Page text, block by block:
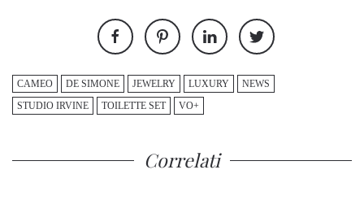
CAMEO DE SIMONE JEWELRY LUXURY
NEWS
STUDIO IRVINE
TOILETTE SET VO+
Correlati